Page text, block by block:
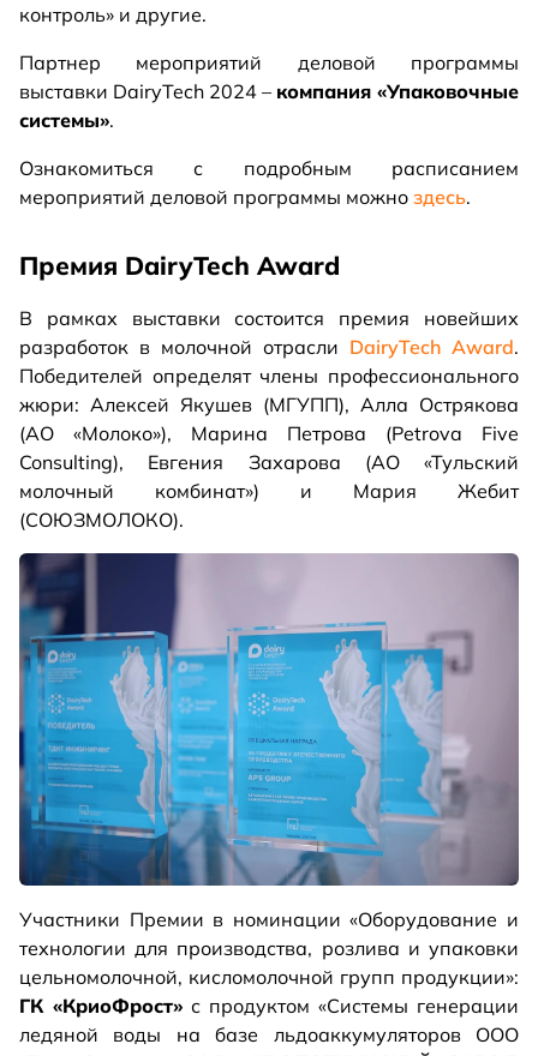
контроль» и другие.
Партнер мероприятий деловой программы
выставки DairyTech 2024 – компания «Упаковочные
системы».
Ознакомиться с подробным расписанием
мероприятий деловой программы можно здесь.
Премия DairyTech Award
В рамках выставки состоится премия новейших
разработок в молочной отрасли DairyTech Award.
Победителей определят члены профессионального
жюри: Алексей Якушев (МГУПП), Алла Острякова
(АО «Молоко»), Марина Петрова (Petrova Five
Consulting), Евгения Захарова (АО «Тульский
молочный комбинат») и Мария Жебит
(СОЮЗМОЛОКО).
Участники Премии в номинации «Оборудование и
технологии для производства, розлива и упаковки
цельномолочной, кисломолочной групп продукции»:
ГК «КриоФрост» с продуктом «Системы генерации
ледяной воды на базе льдоаккумуляторов ООО